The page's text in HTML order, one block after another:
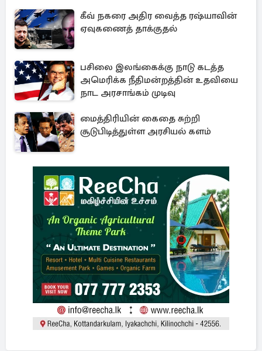
கீவ் நகரை அதிர வைத்த ரஷ்யாவின்
ஏவுகணைத் தாக்குதல்
பசிலை இலங்கைக்கு நாடு கடத்த
அமெரிக்க நீதிமன்றத்தின் உதவியை
நாட அரசாங்கம் முடிவு
மைத்திரியின் கைதை சுற்றி
சூடுபிடித்துள்ள அரசியல் களம்